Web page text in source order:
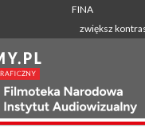
FINA
zwiększ